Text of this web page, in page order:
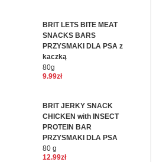
BRIT LETS BITE MEAT
SNACKS BARS
PRZYSMAKI DLA PSA z
kaczką
80g
9.99zł
BRIT JERKY SNACK
CHICKEN with INSECT
PROTEIN BAR
PRZYSMAKI DLA PSA
80 g
12.99zł